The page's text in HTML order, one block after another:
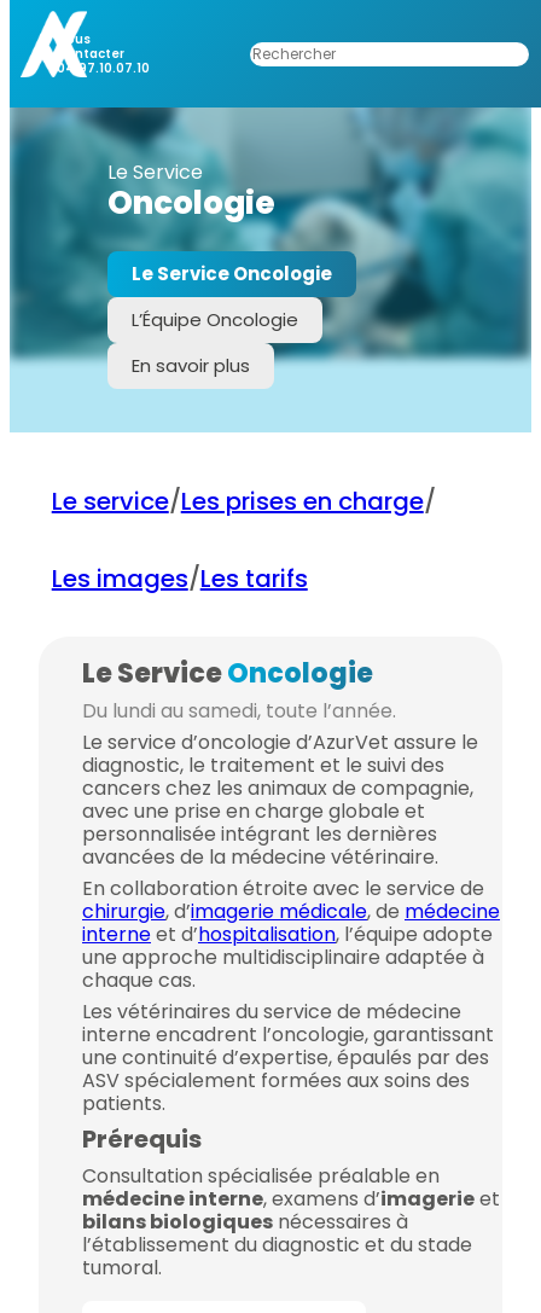
Nous
Contacter
04.97.10.07.10
Rechercher
Le Service
Oncologie
Le Service Oncologie
L’Équipe Oncologie
En savoir plus
Le service/Les prises en charge/
Les images/Les tarifs
Le ServiceOncologie
Du lundi au samedi, toute l’année.
Le service d’oncologie d’AzurVet assure le
diagnostic, le traitement et le suivi des
cancers chez les animaux de compagnie,
avec une prise en charge globale et
personnalisée intégrant les dernières
avancées de la médecine vétérinaire.
En collaboration étroite avec le service de
chirurgie, d’imagerie médicale, de médecine
interneet d’hospitalisation, l’équipe adopte
une approche multidisciplinaire adaptée à
chaque cas.
Les vétérinaires du service de médecine
interne encadrent l’oncologie, garantissant
une continuité d’expertise, épaulés par des
ASV spécialement formées aux soins des
patients.
Prérequis
Consultation spécialisée préalable en
médecine interne, examens d’imagerieet
bilans biologiques nécessaires à
l’établissement du diagnostic et du stade
tumoral.